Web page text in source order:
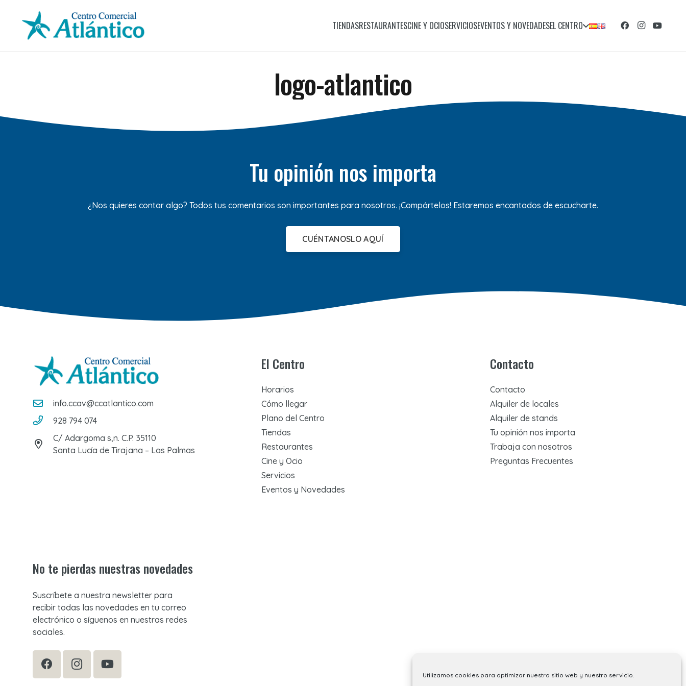
Utilizamos cookies para optimizar nuestro sitio web y nuestro servicio.
TIENDASRESTAURANTESCINE Y OCIOSERVICIOSEVENTOS Y NOVEDADESEL CENTRO
logo-atlantico
Tu opinión nos importa
¿Nos quieres contar algo? Todos tus comentarios son importantes para nosotros. ¡Compártelos! Estaremos encantados de escucharte.
CUÉNTANOSLO AQUÍ
info.ccav@ccatlantico.com
928 794 074
C/ Adargoma s,n. C.P. 35110
Santa Lucía de Tirajana – Las Palmas
El Centro
Horarios
Cómo llegar
Plano del Centro
Tiendas
Restaurantes
Cine y Ocio
Servicios
Eventos y Novedades
Contacto
Contacto
Alquiler de locales
Alquiler de stands
Tu opinión nos importa
Trabaja con nosotros
Preguntas Frecuentes
No te pierdas nuestras novedades
Suscríbete a nuestra newsletter para
recibir todas las novedades en tu correo
electrónico o síguenos en nuestras redes
sociales.